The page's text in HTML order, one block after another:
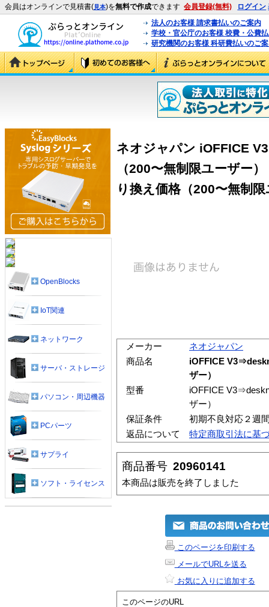
会員はオンラインで見積書(見本)を無料で作成できます 会員登録(無料) ログイン
法人のお客様 請求書払いのご案内
学校・官公庁のお客様 校費・公費
研究機関のお客様 科研費払いのご
ネオジャパン iOFFICE
（200〜無制限ユーザー
り換え価格（200〜無制
メーカー
ネオジャパン
商品名
iOFFICE
ザー）
型番
iOFFICE
ザー）
保証条件
初期不良対応２週
返品について
特定商取引法に基
商品番号 20960141
本商品は販売を終了しました
このページを印刷する
メールでURLを送る
お気に入りに追加する
このページのURL
OpenBlocks
IoT関連
ネットワーク
サーバ・ストレージ
パソコン・周辺機器
PCパーツ
サプライ
ソフト・ライセンス